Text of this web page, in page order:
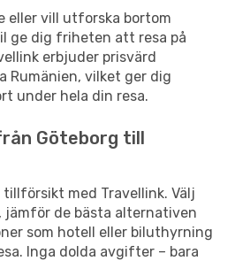
eller vill utforska bortom
ge dig friheten att resa på
erbjuder prisvärd
Rumänien, vilket ger dig
under hela din resa.
Göteborg till
tillförsikt med Travellink. Välj
jämför de bästa alternativen
som hotell eller biluthyrning
Inga dolda avgifter – bara